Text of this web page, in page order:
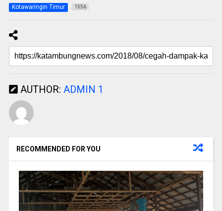
Kotawaringin Timur 1556
AUTHOR: ADMIN 1
RECOMMENDED FOR YOU